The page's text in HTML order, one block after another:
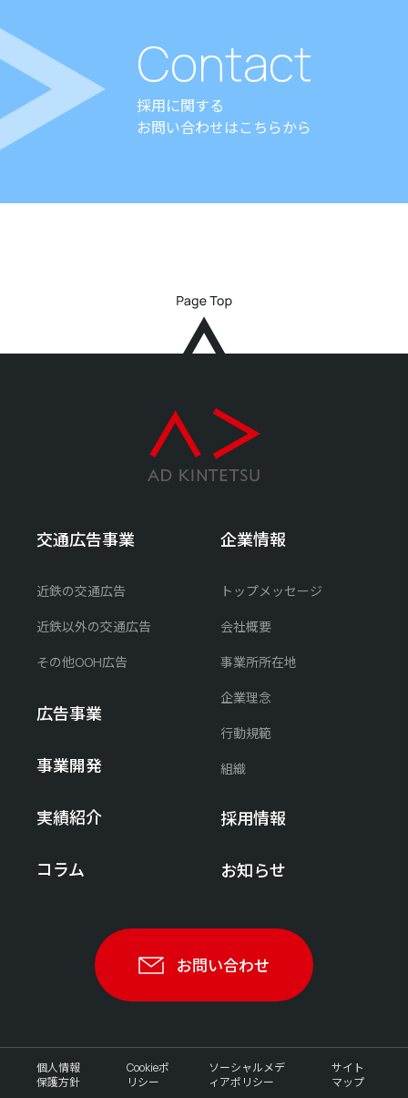
Contact
採用に関する
お問い合わせはこちらから
交通広告事業
近鉄の交通広告
近鉄以外の交通広告
その他OOH広告
広告事業
事業開発
実績紹介
コラム
企業情報
トップメッセージ
会社概要
事業所所在地
企業理念
行動規範
組織
採用情報
お知らせ
お問い合わせ
個人情報
保護方針
Cookieポ
リシー
ソーシャルメデ
ィアポリシー
サイト
マップ